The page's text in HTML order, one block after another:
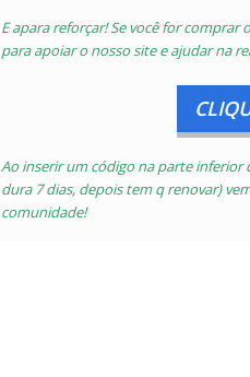
E apara reforçar! Se você for comprar
para apoiar o nosso site e ajudar na
Ao inserir um código na parte inferior
dura 7 dias, depois tem q renovar)
comunidade!